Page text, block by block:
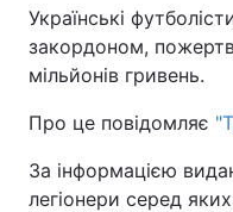
Українські
закордоном,
мільйонів гривень.
Про це повідомляє
За інформацією
легіонери серед